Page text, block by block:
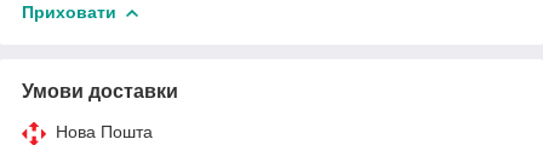
Приховати
Умови доставки
Нова Пошта